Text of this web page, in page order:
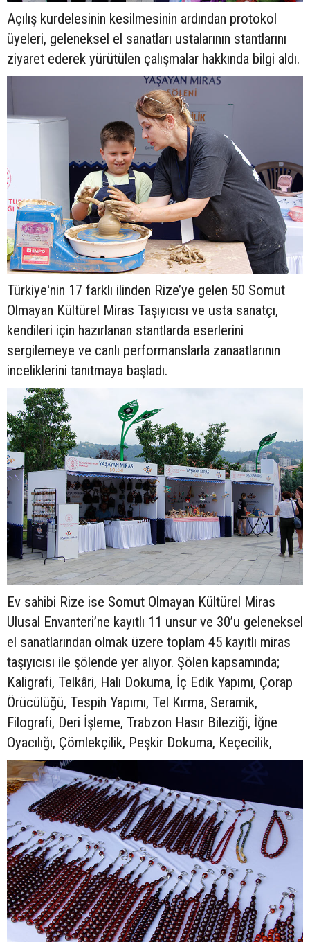
Açılış kurdelesinin kesilmesinin ardından protokol
üyeleri, geleneksel el sanatları ustalarının stantlarını
ziyaret ederek yürütülen çalışmalar hakkında bilgi aldı.
Türkiye'nin 17 farklı ilinden Rize’ye gelen 50 Somut
Olmayan Kültürel Miras Taşıyıcısı ve usta sanatçı,
kendileri için hazırlanan stantlarda eserlerini
sergilemeye ve canlı performanslarla zanaatlarının
inceliklerini tanıtmaya başladı.
Ev sahibi Rize ise Somut Olmayan Kültürel Miras
Ulusal Envanteri’ne kayıtlı 11 unsur ve 30’u geleneksel
el sanatlarından olmak üzere toplam 45 kayıtlı miras
taşıyıcısı ile şölende yer alıyor. Şölen kapsamında;
Kaligrafi, Telkâri, Halı Dokuma, İç Edik Yapımı, Çorap
Örücülüğü, Tespih Yapımı, Tel Kırma, Seramik,
Filografi, Deri İşleme, Trabzon Hasır Bileziği, İğne
Oyacılığı, Çömlekçilik, Peşkir Dokuma, Keçecilik,